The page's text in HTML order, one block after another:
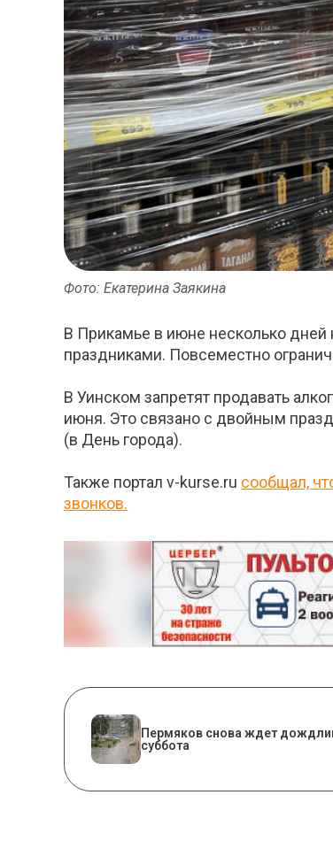
Фото: Екатерина Заякина
В Прикамье в июне несколько дней
праздниками. Повсеместно
В Уинском запретят продавать
июня. Это связано с двойным
(в День города).
Также портал v-kurse.ru сообщал,
звонков.
Пермяков снова ждет
суббота